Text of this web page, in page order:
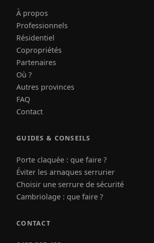
À propos
Professionnels
Résidentiel
Copropriétés
Partenaires
Où ?
Autres provinces
FAQ
Contact
GUIDES & CONSEILS
Porte claquée : que faire ?
Éviter les arnaques serrurier
Choisir une serrure de sécurité
Cambriolage : que faire ?
CONTACT